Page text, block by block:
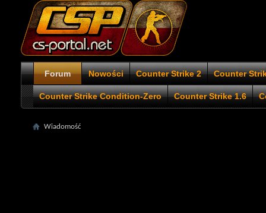
Forum Nowości Counter Strike 2 Counter
Counter Strike Condition-Zero Counter Strike 1.6
Wiadomość